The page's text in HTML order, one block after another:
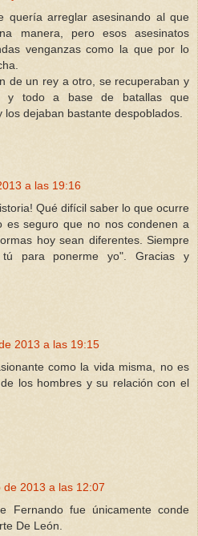
quería arreglar asesinando al que
manera, pero esos asesinatos
venganzas como la que por lo
de un rey a otro, se recuperaban y
y todo a base de batallas que
dejaban bastante despoblados.
a las 19:16
Qué difícil saber lo que ocurre
es seguro que no nos condenen a
hoy sean diferentes. Siempre
para ponerme yo". Gracias y
2013 a las 19:15
como la vida misma, no es
los hombres y su relación con el
de 2013 a las 12:07
Fernando fue únicamente conde
De León.